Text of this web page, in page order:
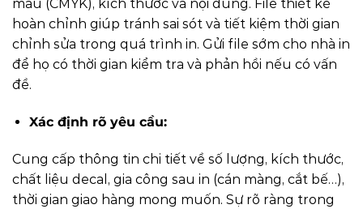
màu (CMYK), kích thước và nội dung. File thiết kế
hoàn chỉnh giúp tránh sai sót và tiết kiệm thời gian
chỉnh sửa trong quá trình in. Gửi file sớm cho nhà in
để họ có thời gian kiểm tra và phản hồi nếu có vấn
đề.
Xác định rõ yêu cầu:
Cung cấp thông tin chi tiết về số lượng, kích thước,
chất liệu decal, gia công sau in (cán màng, cắt bế…),
thời gian giao hàng mong muốn. Sự rõ ràng trong